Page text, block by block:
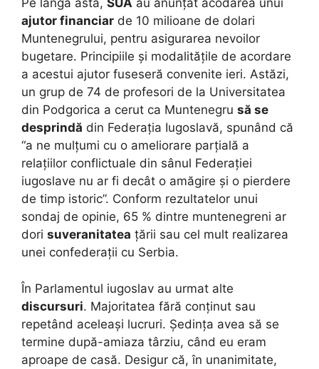
Pe lângă asta, SUA au anunțat acodarea unui
ajutor financiar de 10 milioane de dolari
Muntenegrului, pentru asigurarea nevoilor
bugetare. Principiile și modalitățile de acordare
a acestui ajutor fuseseră convenite ieri. Astăzi,
un grup de 74 de profesori de la Universitatea
din Podgorica a cerut ca Muntenegru să se
desprindă din Federația Iugoslavă, spunând că
“a ne mulțumi cu o ameliorare parțială a
relațiilor conflictuale din sânul Federației
iugoslave nu ar fi decât o amăgire și o pierdere
de timp istoric”. Conform rezultatelor unui
sondaj de opinie, 65 % dintre muntenegreni ar
dori suveranitatea țării sau cel mult realizarea
unei confederații cu Serbia.
În Parlamentul iugoslav au urmat alte
discursuri. Majoritatea fără conținut sau
repetând aceleași lucruri. Ședința avea să se
termine după-amiaza târziu, când eu eram
aproape de casă. Desigur că, în unanimitate,